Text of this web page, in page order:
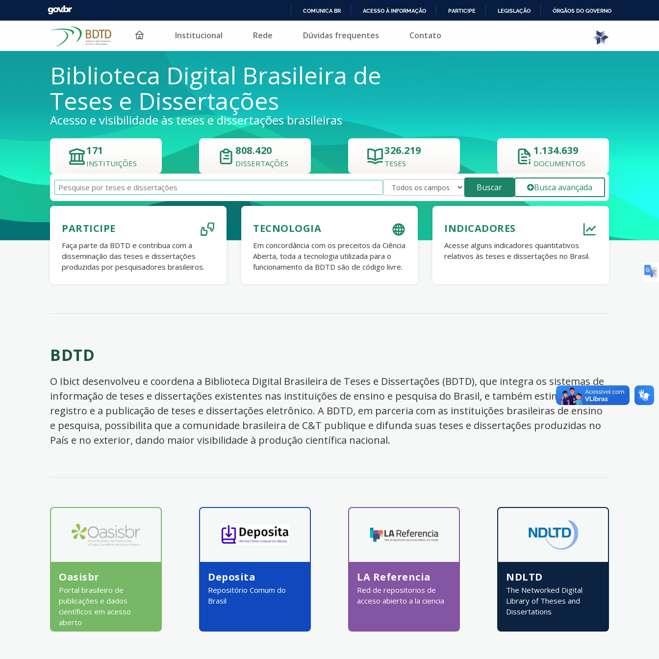
PARA
COMUNICA BR ACESSO À INFORMAÇÃO PARTICIPE LEGISLAÇÃO ÓRGÃOS DO GOVERNO
Pular para o conteúdo Institucional Rede Dúvidas frequentes Contato
Biblioteca Digital Brasileira de
Teses e Dissertações
Acesso e visibilidade às teses e dissertações brasileiras
171
INSTITUIÇÕES
808.420
DISSERTAÇÕES
326.219
TESES
1.134.639
DOCUMENTOS
Buscar Busca avançada
PARTICIPE
Faça parte da BDTD e contribua com a
disseminação das teses e dissertações
produzidas por pesquisadores brasileiros.
TECNOLOGIA
Em concordância com os preceitos da Ciência
Aberta, toda a tecnologia utilizada para o
funcionamento da BDTD são de código livre.
INDICADORES
Acesse alguns indicadores quantitativos
relativos às teses e dissertações no Brasil.
BDTD
O Ibict desenvolveu e coordena a Biblioteca Digital Brasileira de Teses e Dissertações (BDTD), que integra os sistemas de
informação de teses e dissertações existentes nas instituições de ensino e pesquisa do Brasil, e também estimula o
registro e a publicação de teses e dissertações eletrônico. A BDTD, em parceria com as instituições brasileiras de ensino
e pesquisa, possibilita que a comunidade brasileira de C&T publique e difunda suas teses e dissertações produzidas no
País e no exterior, dando maior visibilidade à produção científica nacional.
Oasisbr
Portal brasileiro de
publicações e dados
científicos em acesso
aberto
Deposita
Repositório Comum do
Brasil
LA Referencia
Red de repositorios de
acceso abierto a la ciencia
NDLTD
The Networked Digital
Library of Theses and
Dissertations